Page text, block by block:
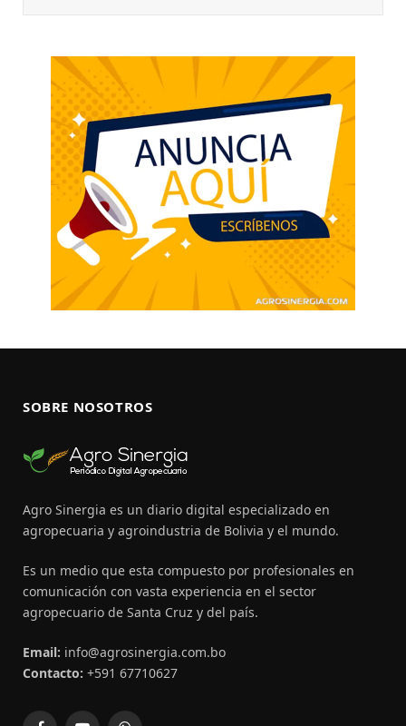
SOBRE NOSOTROS
Agro Sinergia es un diario digital especializado en
agropecuaria y agroindustria de Bolivia y el mundo.
Es un medio que esta compuesto por profesionales en
comunicación con vasta experiencia en el sector
agropecuario de Santa Cruz y del país.
Email: info@agrosinergia.com.bo
Contacto: +591 67710627